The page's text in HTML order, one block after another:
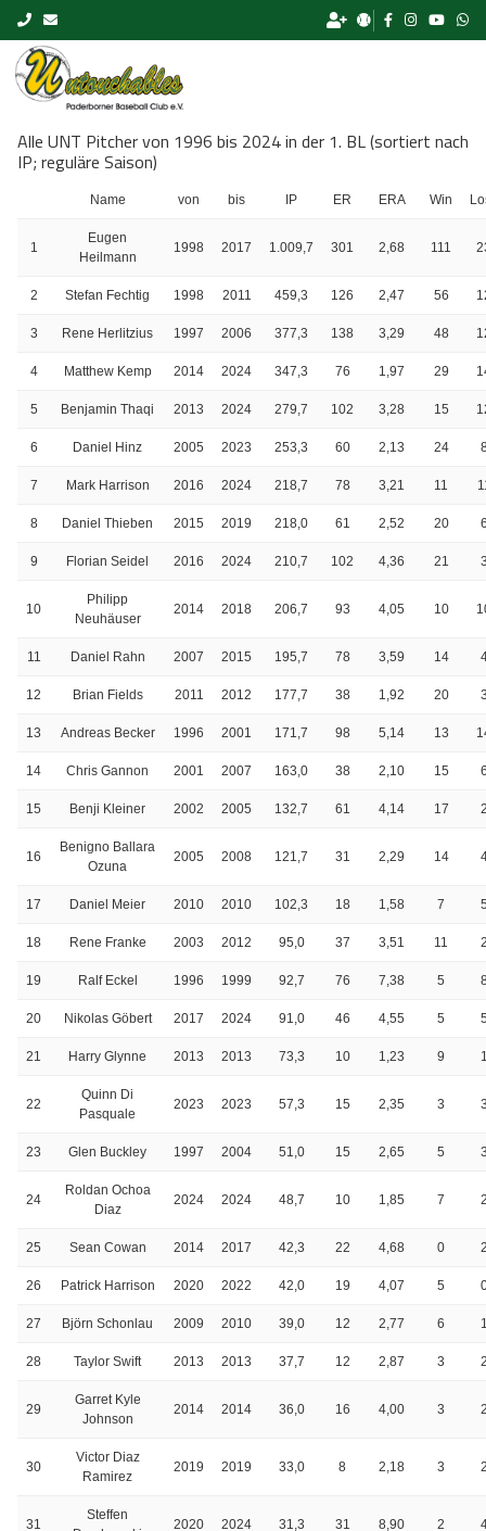
Skip to content
Alle UNT Pitcher von 1996 bis 2024 in der 1. BL (sortiert nach
IP; reguläre Saison)
Name von bis IP ER ERA Win
1
Eugen
Heilmann
1998 2017 1.009,7 301 2,68 111
2 Stefan Fechtig 1998 2011 459,3 126 2,47 56
3 Rene Herlitzius 1997 2006 377,3 138 3,29 48
4 Matthew Kemp 2014 2024 347,3 76 1,97 29
5 Benjamin Thaqi 2013 2024 279,7 102 3,28 15
6 Daniel Hinz 2005 2023 253,3 60 2,13 24
7 Mark Harrison 2016 2024 218,7 78 3,21 11
8 Daniel Thieben 2015 2019 218,0 61 2,52 20
9 Florian Seidel 2016 2024 210,7 102 4,36 21
10
Philipp
Neuhäuser
2014 2018 206,7 93 4,05 10
11 Daniel Rahn 2007 2015 195,7 78 3,59 14
12 Brian Fields 2011 2012 177,7 38 1,92 20
13 Andreas Becker 1996 2001 171,7 98 5,14 13
14 Chris Gannon 2001 2007 163,0 38 2,10 15
15 Benji Kleiner 2002 2005 132,7 61 4,14 17
16
Benigno Ballara
Ozuna
2005 2008 121,7 31 2,29 14
17 Daniel Meier 2010 2010 102,3 18 1,58 7
18 Rene Franke 2003 2012 95,0 37 3,51 11
19 Ralf Eckel 1996 1999 92,7 76 7,38 5
20 Nikolas Göbert 2017 2024 91,0 46 4,55 5
21 Harry Glynne 2013 2013 73,3 10 1,23 9
22
Quinn Di
Pasquale
2023 2023 57,3 15 2,35 3
23 Glen Buckley 1997 2004 51,0 15 2,65 5
24
Roldan Ochoa
Diaz
2024 2024 48,7 10 1,85 7
25 Sean Cowan 2014 2017 42,3 22 4,68 0
26 Patrick Harrison 2020 2022 42,0 19 4,07 5
27 Björn Schonlau 2009 2010 39,0 12 2,77 6
28 Taylor Swift 2013 2013 37,7 12 2,87 3
29
Garret Kyle
Johnson
2014 2014 36,0 16 4,00 3
30
Victor Diaz
Ramirez
2019 2019 33,0 8 2,18 3
31
Steffen
2020 2024 31,3 31 8,90 2